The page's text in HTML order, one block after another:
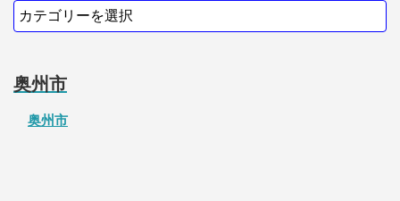
奥州市
奥州市